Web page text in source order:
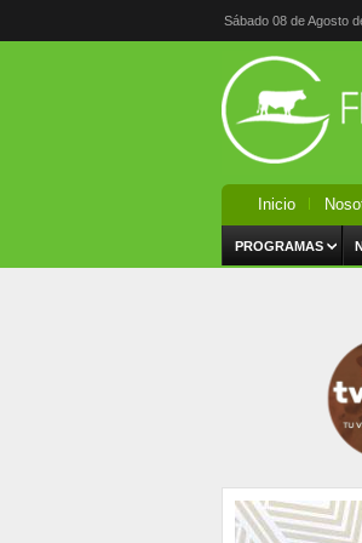
Sábado 08 de Agosto
Inicio
PROGRAMAS